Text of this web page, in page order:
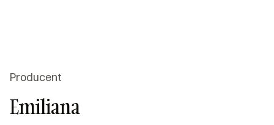
Producent
Emiliana